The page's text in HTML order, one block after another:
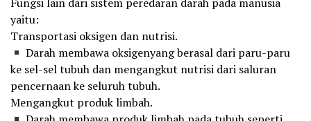
yaitu:
Transportasi oksigen dan nutrisi.
Darah membawa oksigenyang berasal dari paru-paru
ke sel-sel tubuh dan mengangkut nutrisi dari saluran
pencernaan ke seluruh tubuh.
Mengangkut produk limbah.